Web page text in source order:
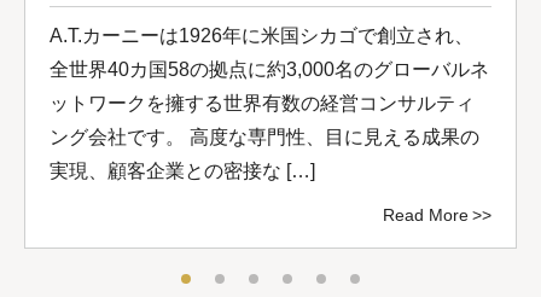
A.T.カーニーは1926年に米国シカゴで創立され、
全世界40カ国58の拠点に約3,000名のグローバルネ
ットワークを擁する世界有数の経営コンサルティ
ング会社です。 高度な専門性、目に見える成果の
実現、顧客企業との密接な […]
Read More